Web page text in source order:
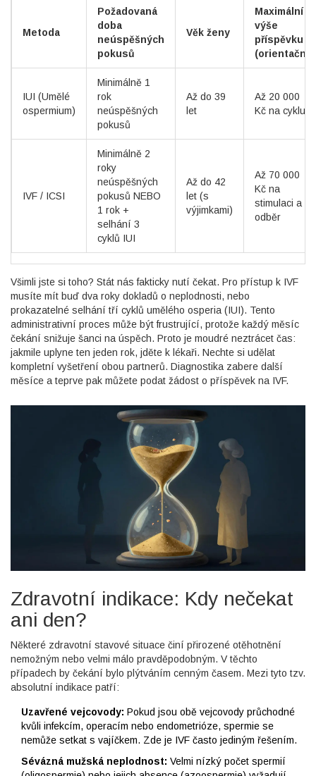
Metoda
Požadovaná
doba
neúspěšných
pokusů
Věk ženy
Maximální
výše
příspěvku
(orientační)
IUI (Umělé
ospermium)
Minimálně 1
rok
neúspěšných
pokusů
Až do 39
let
Až 20 000
Kč na cyklus
IVF / ICSI
Minimálně 2
roky
neúspěšných
pokusů NEBO
1 rok +
selhání 3
cyklů IUI
Až do 42
let (s
výjimkami)
Až 70 000
Kč na
stimulaci a
odběr
Všimli jste si toho? Stát nás fakticky nutí čekat. Pro přístup k IVF
musíte mít buď dva roky dokladů o neplodnosti, nebo
prokazatelné selhání tří cyklů umělého osperia (IUI). Tento
administrativní proces může být frustrující, protože každý měsíc
čekání snižuje šanci na úspěch. Proto je moudré neztrácet čas:
jakmile uplyne ten jeden rok, jděte k lékaři. Nechte si udělat
kompletní vyšetření obou partnerů. Diagnostika zabere další
měsíce a teprve pak můžete podat žádost o příspěvek na IVF.
Zdravotní indikace: Kdy nečekat
ani den?
Některé zdravotní stavové situace činí přirozené otěhotnění
nemožným nebo velmi málo pravděpodobným. V těchto
případech by čekání bylo plýtváním cenným časem. Mezi tyto tzv.
absolutní indikace patří:
Uzavřené vejcovody: Pokud jsou obě vejcovody průchodné
kvůli infekcím, operacím nebo endometrióze, spermie se
nemůže setkat s vajíčkem. Zde je IVF často jediným řešením.
Sévázná mužská neplodnost: Velmi nízký počet spermií